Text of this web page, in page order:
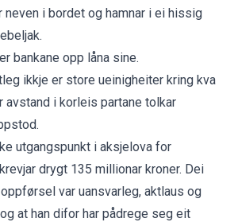
neven i bordet og hamnar i ei hissig
bankane opp låna sine.
ikkje er store ueinigheiter kring kva
avstand i korleis partane tolkar
utgangspunkt i aksjelova for
drygt 135 millionar kroner. Dei
var uansvarleg, aktlaus og
at han difor har pådrege seg eit